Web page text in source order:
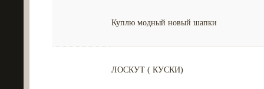
Куплю модный новый шапки
ЛОСКУТ ( КУСКИ)